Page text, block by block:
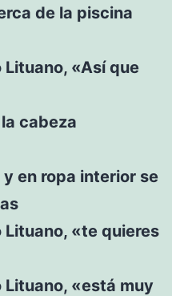
de la piscina
«Así que
cabeza
en ropa interior se
«te quieres
«está muy